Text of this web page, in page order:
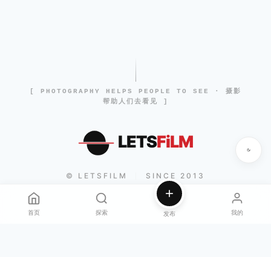
[ PHOTOGRAPHY HELPS PEOPLE TO SEE · 摄影
帮助人们去看见 ]
LETSFiLM
© LETSFILM SINCE 2013
首页 探索 发布 我的